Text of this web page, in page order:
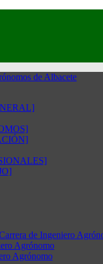
de Ingeniero
Agrónomo
Agrónomo